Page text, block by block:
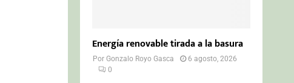
Energía renovable tirada a la basura
PorGonzalo Royo Gasca
6 agosto, 2026
0